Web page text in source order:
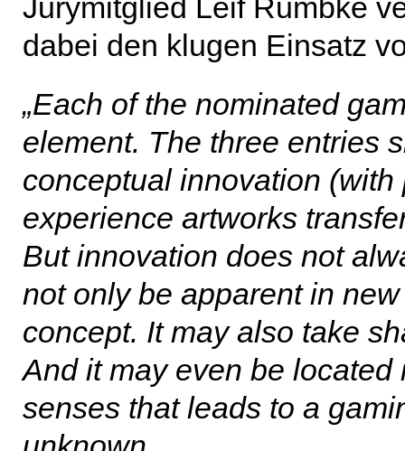
Jurymitglied Leif Rumbke
dabei den klugen Einsatz
„Each of the nominated
element. The three entries
conceptual innovation
experience artworks
But innovation does not
not only be apparent in
concept. It may also take
And it may even be
senses that leads to a